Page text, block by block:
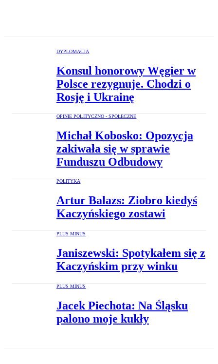
DYPLOMACJA
Konsul honorowy Węgier w
Polsce rezygnuje. Chodzi o
Rosję i Ukrainę
OPINIE POLITYCZNO - SPOŁECZNE
Michał Kobosko: Opozycja
zakiwała się w sprawie
Funduszu Odbudowy
POLITYKA
Artur Balazs: Ziobro kiedyś
Kaczyńskiego zostawi
PLUS MINUS
Janiszewski: Spotykałem się z
Kaczyńskim przy winku
PLUS MINUS
Jacek Piechota: Na Śląsku
palono moje kukły